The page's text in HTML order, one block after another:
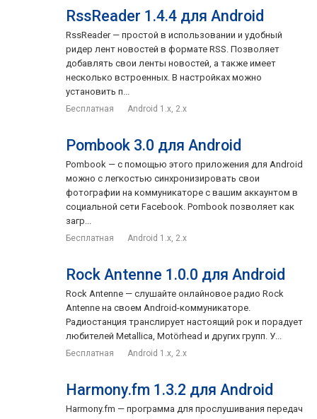
RssReader 1.4.4 для Android
RssReader — простой в использовании и удобный
ридер лент новостей в формате RSS. Позволяет
добавлять свои ленты новостей, а также имеет
несколько встроенных. В настройках можно
установить п...
Бесплатная Android 1.x, 2.x
Pombook 3.0 для Android
Pombook — с помощью этого приложения для Android
можно с легкостью синхронизировать свои
фотографии на коммуникаторе с вашим аккаунтом в
социальной сети Facebook. Pombook позволяет как
загр...
Бесплатная Android 1.x, 2.x
Rock Antenne 1.0.0 для Android
Rock Antenne — слушайте онлайновое радио Rock
Antenne на своем Android-коммуникаторе.
Радиостанция транслирует настоящий рок и порадует
любителей Metallica, Motörhead и других групп. У...
Бесплатная Android 1.x, 2.x
Harmony.fm 1.3.2 для Android
Harmony.fm — программа для прослушивания передач